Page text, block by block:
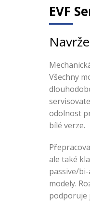
EVF
Všechny
odolnost
bílé verze.
ale také
passive/
modely.
podporuje